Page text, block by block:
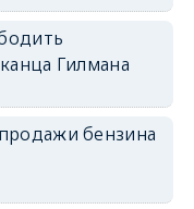
Гилмана
бензина